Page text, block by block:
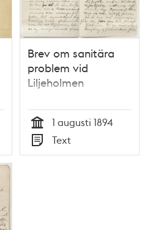
Brev om sanitära
problem vid
Liljeholmen
Tid
1 augusti 1894
Typ
Text